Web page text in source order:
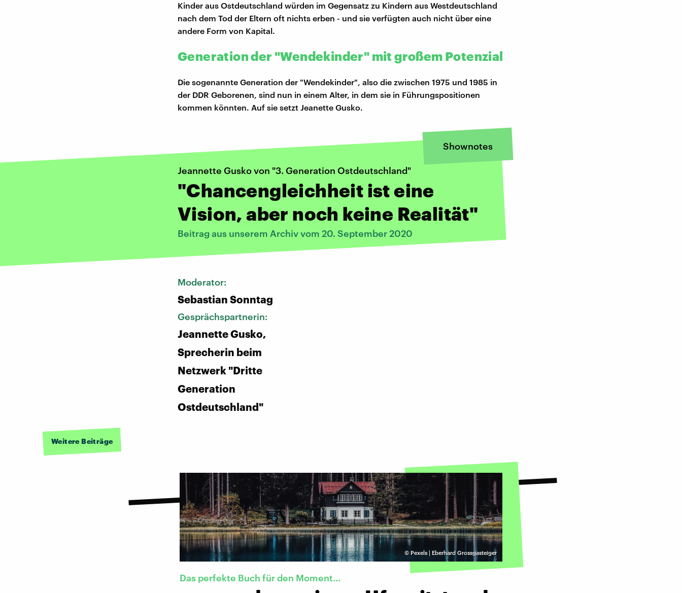
Kinder aus Ostdeutschland würden im Gegensatz zu Kindern aus Westdeutschland
nach dem Tod der Eltern oft nichts erben - und sie verfügten auch nicht über eine
andere Form von Kapital.
Generation der "Wendekinder" mit großem Potenzial
Die sogenannte Generation der "Wendekinder", also die zwischen 1975 und 1985 in
der DDR Geborenen, sind nun in einem Alter, in dem sie in Führungspositionen
kommen könnten. Auf sie setzt Jeanette Gusko.
Shownotes
Jeannette Gusko von "3. Generation Ostdeutschland"
"Chancengleichheit ist eine
Vision, aber noch keine Realität"
Beitrag aus unserem Archiv vom 20. September 2020
Moderator:
Sebastian Sonntag
Gesprächspartnerin:
Jeannette Gusko,
Sprecherin beim
Netzwerk "Dritte
Generation
Ostdeutschland"
Weitere Beiträge
© Pexels | Eberhard Grossgasteiger
Das perfekte Buch für den Moment...